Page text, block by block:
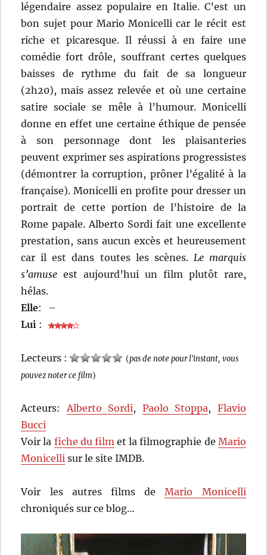
légendaire assez populaire en Italie. C’est un
bon sujet pour Mario Monicelli car le récit est
riche et picaresque. Il réussi à en faire une
comédie fort drôle, souffrant certes quelques
baisses de rythme du fait de sa longueur
(2h20), mais assez relevée et où une certaine
satire sociale se mêle à l’humour. Monicelli
donne en effet une certaine éthique de pensée
à son personnage dont les plaisanteries
peuvent exprimer ses aspirations progressistes
(démontrer la corruption, prôner l’égalité à la
française). Monicelli en profite pour dresser un
portrait de cette portion de l’histoire de la
Rome papale. Alberto Sordi fait une excellente
prestation, sans aucun excès et heureusement
car il est dans toutes les scènes. Le marquis
s’amuse est aujourd’hui un film plutôt rare,
hélas.
Elle:
–
Lui :
Lecteurs : (pas de note pour l'instant, vous
pouvez noter ce film)
Acteurs:Alberto Sordi, Paolo Stoppa, Flavio
Bucci
Voir la fiche du filmet la filmographie de Mario
Monicelli sur le site IMDB.
Voir les autres films deMario Monicelli
chroniqués sur ce blog…